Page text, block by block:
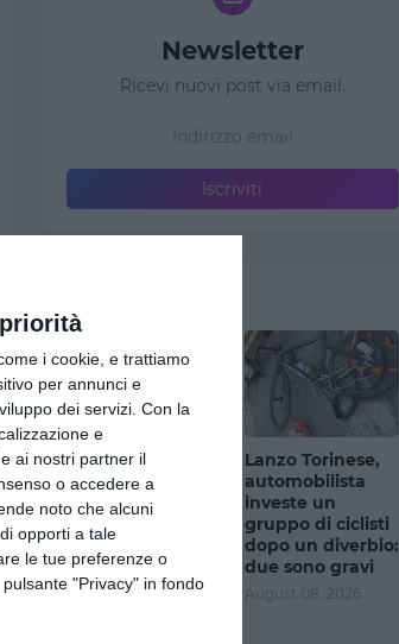
i cookie, e trattiamo
per annunci e
dei servizi. Con la
e
ai nostri partner il
o accedere a
noto che alcuni
opporti a tale
le tue preferenze o
"Privacy" in fondo
Newsletter
Ricevi nuovi post via email.
Genova, maxi
rissa nel centro
storico: una
trentina di
persone
coinvolte,
spranghe e
Lanzo Torinese,
automobilista
investe un
gruppo di ciclisti
dopo un diverbio:
due sono gravi
August 08, 2026